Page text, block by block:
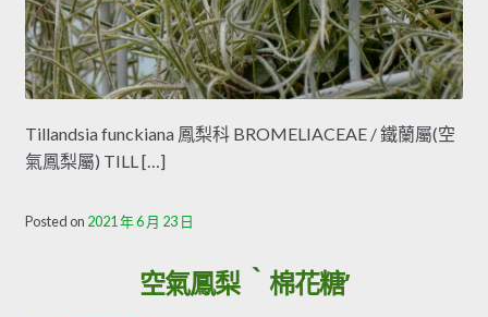
Tillandsia funckiana 鳳梨科 BROMELIACEAE / 鐵蘭屬(空
氣鳳梨屬) TILL […]
Posted on 2021 年 6 月 23 日
空氣鳳梨 ‵棉花糖′